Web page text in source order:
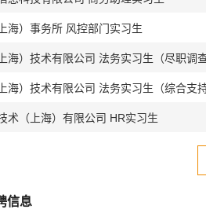
海）事务所 风控部门实习生
海）技术有限公司 法务实习生（尽职调查
海）技术有限公司 法务实习生（综合支持
术（上海）有限公司 HR实习生
信息